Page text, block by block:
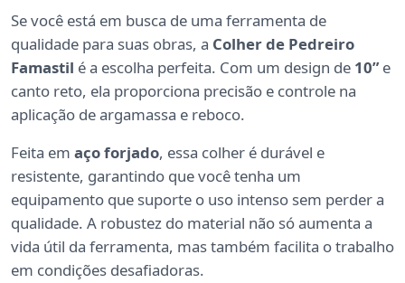
Se você está em busca de uma ferramenta de
qualidade para suas obras, a Colher de Pedreiro
Famastil é a escolha perfeita. Com um design de 10”e
canto reto, ela proporciona precisão e controle na
aplicação de argamassa e reboco.
Feita em aço forjado, essa colher é durável e
resistente, garantindo que você tenha um
equipamento que suporte o uso intenso sem perder a
qualidade. A robustez do material não só aumenta a
vida útil da ferramenta, mas também facilita o trabalho
em condições desafiadoras.